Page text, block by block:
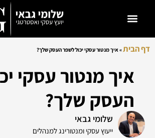
דף הבית» איך מנטור עסקי יכול לשפר העסק שלך?
איך מנטור עסקי
העסק שלך?
שלומי גבאי
ייעוץ עסקי ומנטורינג למנהלים